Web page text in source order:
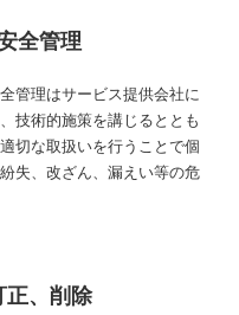
全管理
管理はサービス提供会社に
技術的施策を講じるととも
切な取扱いを行うことで個
失、改ざん、漏えい等の危
、削除